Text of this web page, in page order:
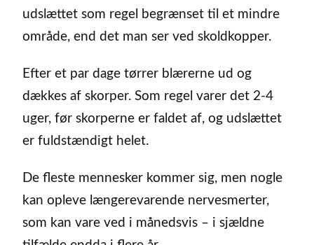
udslættet som regel begrænset til et mindre
område, end det man ser ved skoldkopper.
Efter et par dage tørrer blærerne ud og
dækkes af skorper. Som regel varer det 2-4
uger, før skorperne er faldet af, og udslættet
er fuldstændigt helet.
De fleste mennesker kommer sig, men nogle
kan opleve længerevarende nervesmerter,
som kan vare ved i månedsvis – i sjældne